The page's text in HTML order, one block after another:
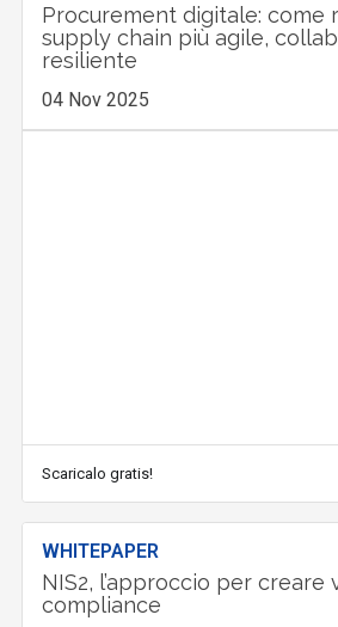
Procurement digitale: come
supply chain più agile,
resiliente
04 Nov 2025
Scaricalo gratis!
WHITEPAPER
NIS2, l’approccio per
compliance